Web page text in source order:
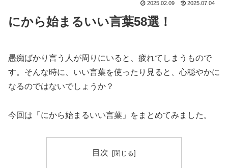
2025.02.09 2025.07.04
にから始まるいい言葉58選！
愚痴ばかり言う人が周りにいると、疲れてしまうもので
す。そんな時に、いい言葉を使ったり見ると、心穏やかに
なるのではないでしょうか？
今回は「にから始まるいい言葉」をまとめてみました。
目次